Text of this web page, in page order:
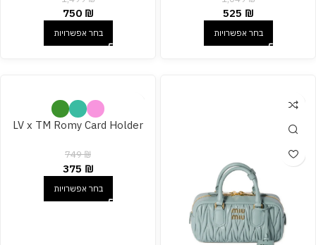
525 ₪
בחר אפשרויות
750 ₪
בחר אפשרויות
LV x TM Romy Card Holder
749₪
375 ₪
בחר אפשרויות